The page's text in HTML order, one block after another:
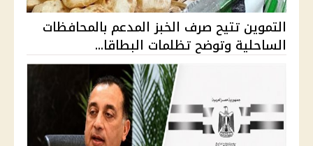
التموين تتيح صرف الخبز المدعم بالمحافظات
الساحلية وتوضح تظلمات البطاقا...